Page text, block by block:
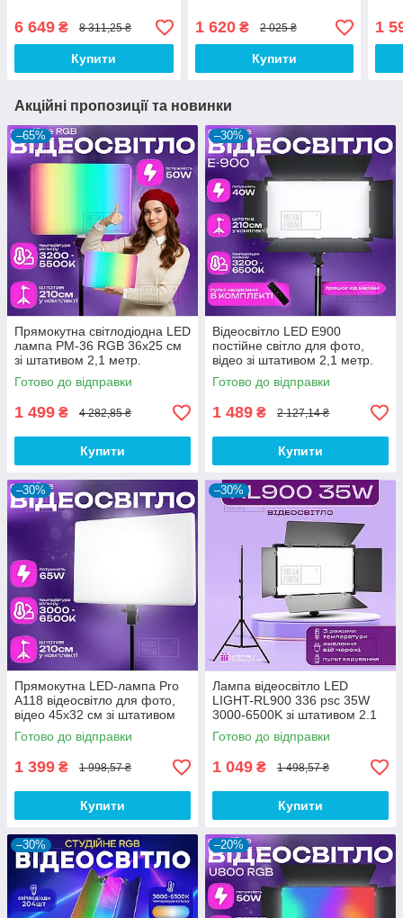
280 см
6 649 ₴ 8 311,25 ₴
Купити
світло
1 620₴ 2 025 ₴
Купити
1
Акційні пропозиції та новинки
–65%
Прямокутна світлодіодна LED
лампа PM-36 RGB 36х25 см
зі штативом 2,1 метр.
Відеосвітло. Студійне світло.
Готово до відправки
1 499 ₴ 4 282,85 ₴
Купити
–30%
Відеосвітло LED E900
постійне світло для фото,
відео зі штативом 2,1 метр.
Студійне світло.
Готово до відправки
1 489 ₴ 2 127,14 ₴
Купити
–30%
Прямокутна LED-лампа Pro
A118 відеосвітло для фото,
відео 45х32 см зі штативом
2,1 метр лампа для фону
Готово до відправки
1 399 ₴ 1 998,57 ₴
Купити
–30%
Лампа відеосвітло LED
LIGHT-RL900 336 psc 35W
3000-6500K зі штативом 2.1
м. Студійне світло.
Готово до відправки
1 049 ₴ 1 498,57 ₴
Купити
–30% –20%